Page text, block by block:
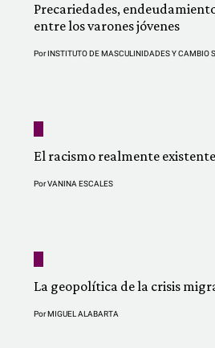
Precariedades,
entre los varones jóvenes
PorINSTITUTO DE MASCULINIDADES Y CAMBIO
El racismo realmente existente
PorVANINA ESCALES
La geopolítica de la crisis
PorMIGUEL ALABARTA